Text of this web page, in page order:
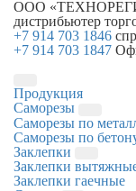
ООО
дистрибьютер
+7 914 703 1846
+7 914 703 1847
Продукция
Саморезы
Саморезы по
Саморезы по
Заклепки
Заклепки
Заклепки гаечные